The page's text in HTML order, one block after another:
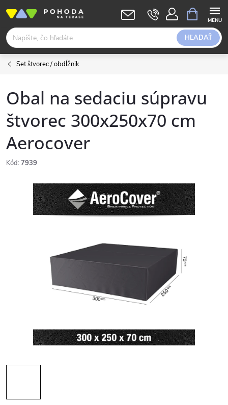
obsah
HĽADAŤ
KOŠÍK
Set štvorec / obdĺžnik
Obal na sedaciu súpravu
štvorec 300x250x70 cm
Aerocover
Kód: 7939